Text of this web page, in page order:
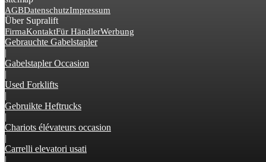
AGBDatenschutzImpressum
Über Supralift
FirmaKontaktFür HändlerWerbung
Gebrauchte Gabelstapler
|
Gabelstapler Occasion
|
Used Forklifts
|
Gebruikte Heftrucks
|
Chariots élévateurs occasion
|
Carrelli elevatori usati
|